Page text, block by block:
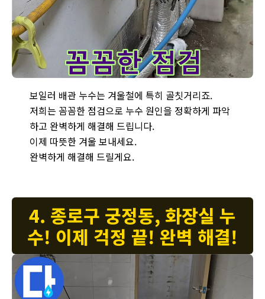
보일러 배관 누수는 겨울철에 특히 골칫거리죠.
저희는 꼼꼼한 점검으로 누수 원인을 정확하게 파악
하고 완벽하게 해결해 드립니다.
이제 따뜻한 겨울 보내세요.
완벽하게 해결해 드릴게요.
4. 종로구 궁정동, 화장실 누
수! 이제 걱정 끝! 완벽 해결!